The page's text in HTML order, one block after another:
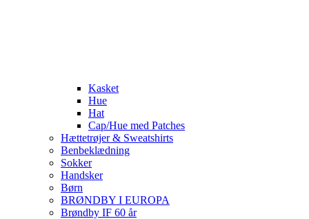
Kasket
Hue
Hat
Cap/Hue med Patches
Hættetrøjer & Sweatshirts
Benbeklædning
Sokker
Handsker
Børn
BRØNDBY I EUROPA
Brøndby IF 60 år